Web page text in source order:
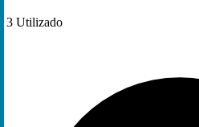
3 Utilizado